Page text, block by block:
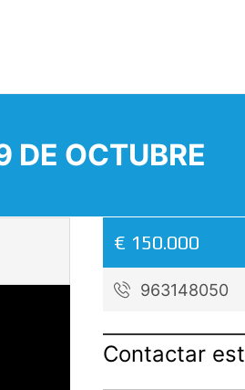
DE OCTUBRE
€ 150.000
963148050
Contactar